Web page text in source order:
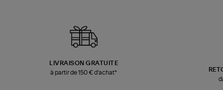
LIVRAISON GRATUITE
à partir de 150 € d'achat*